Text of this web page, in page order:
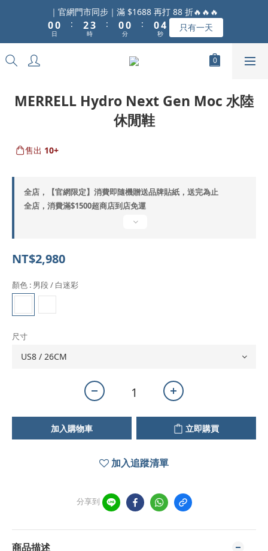
｜官網門市同步｜滿 $1688 再打 88 折🔥🔥🔥
0
1
0
日
:
3
2
1
4
3
2
時
:
1
0
1
0
分
:
1
0
5
4
3
秒
只有一天
MERRELL Hydro Next Gen Moc 水陸
休閒鞋
售出 10+
全店，【官網限定】消費即隨機贈送品牌貼紙，送完為止
全店，消費滿$1500超商店到店免運
NT$2,980
顏色 : 男段 / 白迷彩
尺寸
加入購物車 立即購買
加入追蹤清單
分享到
商品描述